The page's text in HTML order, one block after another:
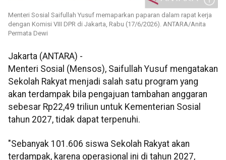
Menteri Sosial Saifullah Yusuf memaparkan paparan dalam rapat kerja
dengan Komisi VIII DPR di Jakarta, Rabu (17/6/2026). ANTARA/Anita
Permata Dewi
Jakarta (ANTARA) -
Menteri Sosial (Mensos), Saifullah Yusuf mengatakan
Sekolah Rakyat menjadi salah satu program yang
akan terdampak bila pengajuan tambahan anggaran
sebesar Rp22,49 triliun untuk Kementerian Sosial
tahun 2027, tidak dapat terpenuhi.
"Sebanyak 101.606 siswa Sekolah Rakyat akan
terdampak, karena operasional ini di tahun 2027,